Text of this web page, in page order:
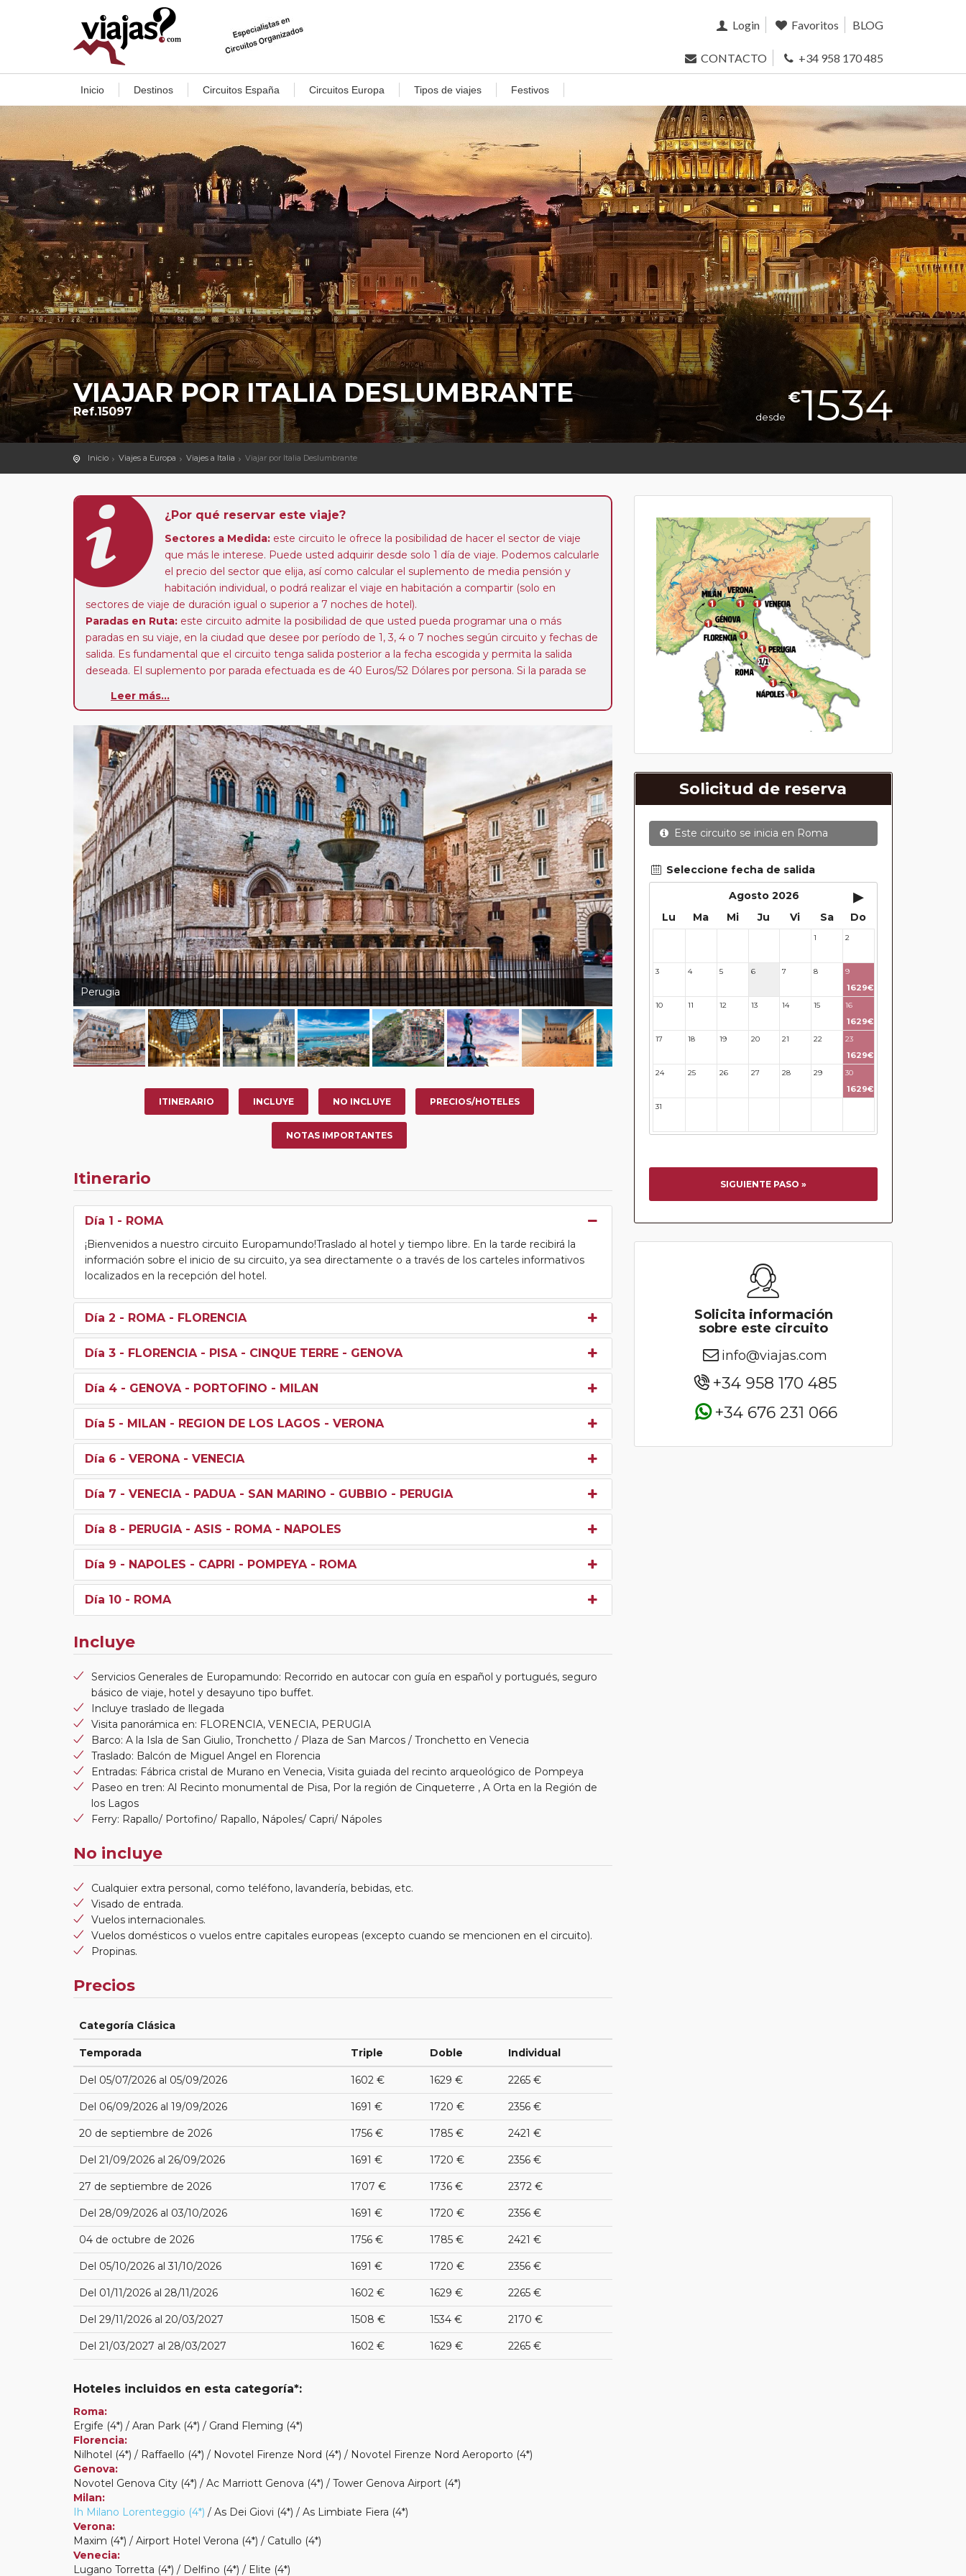
Login Favoritos BLOG
CONTACTO +34 958 170 485
Inicio Destinos Circuitos España Circuitos Europa Tipos de viajes Festivos
VIAJAR POR ITALIA DESLUMBRANTE
Ref.15097 desde
€1534
Inicio Viajes a Europa Viajes a Italia Viajar por Italia Deslumbrante
¿Por qué reservar este viaje?
Sectores a Medida: este circuito le ofrece la posibilidad de hacer el sector de viaje
que más le interese. Puede usted adquirir desde solo 1 día de viaje. Podemos calcularle
el precio del sector que elija, así como calcular el suplemento de media pensión y
habitación individual, o podrá realizar el viaje en habitación a compartir (solo en
sectores de viaje de duración igual o superior a 7 noches de hotel).
Paradas en Ruta: este circuito admite la posibilidad de que usted pueda programar una o más
paradas en su viaje, en la ciudad que desee por período de 1, 3, 4 o 7 noches según circuito y fechas de
salida. Es fundamental que el circuito tenga salida posterior a la fecha escogida y permita la salida
deseada. El suplemento por parada efectuada es de 40 Euros/52 Dólares por persona. Si la parada se
Pasajero Club:este circuito, en cualquier época del año, ofrece a los pasajeros que ya hayan viajado
realiza tras rellenar el cuestionario de satisfacción en "Mi viaje") o los que estén en luna de miel
contarán con un descuento del 5%.
Leer más...
Perugia
ITINERARIO INCLUYE NO INCLUYE PRECIOS/HOTELES
NOTAS IMPORTANTES
Itinerario
Día 1 - ROMA
¡Bienvenidos a nuestro circuito Europamundo!Traslado al hotel y tiempo libre. En la tarde recibirá la
información sobre el inicio de su circuito, ya sea directamente o a través de los carteles informativos
localizados en la recepción del hotel.
Día 2 - ROMA - FLORENCIA
Día 3 - FLORENCIA - PISA - CINQUE TERRE - GENOVA
Día 4 - GENOVA - PORTOFINO - MILAN
Día 5 - MILAN - REGION DE LOS LAGOS - VERONA
Día 6 - VERONA - VENECIA
Día 7 - VENECIA - PADUA - SAN MARINO - GUBBIO - PERUGIA
Día 8 - PERUGIA - ASIS - ROMA - NAPOLES
Día 9 - NAPOLES - CAPRI - POMPEYA - ROMA
Día 10 - ROMA
Incluye
Servicios Generales de Europamundo: Recorrido en autocar con guía en español y portugués, seguro
básico de viaje, hotel y desayuno tipo buffet.
Incluye traslado de llegada
Visita panorámica en: FLORENCIA, VENECIA, PERUGIA
Barco: A la Isla de San Giulio, Tronchetto / Plaza de San Marcos / Tronchetto en Venecia
Traslado: Balcón de Miguel Angel en Florencia
Entradas: Fábrica cristal de Murano en Venecia, Visita guiada del recinto arqueológico de Pompeya
Paseo en tren: Al Recinto monumental de Pisa, Por la región de Cinqueterre , A Orta en la Región de
los Lagos
Ferry: Rapallo/ Portofino/ Rapallo, Nápoles/ Capri/ Nápoles
No incluye
Cualquier extra personal, como teléfono, lavandería, bebidas, etc.
Visado de entrada.
Vuelos internacionales.
Vuelos domésticos o vuelos entre capitales europeas (excepto cuando se mencionen en el circuito).
Propinas.
Precios
Categoría Clásica
Temporada Triple Doble Individual
Del 05/07/2026 al 05/09/2026 1602 € 1629 € 2265 €
Del 06/09/2026 al 19/09/2026 1691 € 1720 € 2356 €
20 de septiembre de 2026 1756 € 1785 € 2421 €
Del 21/09/2026 al 26/09/2026 1691 € 1720 € 2356 €
27 de septiembre de 2026 1707 € 1736 € 2372 €
Del 28/09/2026 al 03/10/2026 1691 € 1720 € 2356 €
04 de octubre de 2026 1756 € 1785 € 2421 €
Del 05/10/2026 al 31/10/2026 1691 € 1720 € 2356 €
Del 01/11/2026 al 28/11/2026 1602 € 1629 € 2265 €
Del 29/11/2026 al 20/03/2027 1508 € 1534 € 2170 €
Del 21/03/2027 al 28/03/2027 1602 € 1629 € 2265 €
Hoteles incluidos en esta categoría*:
Roma:
Ergife (4*) / Aran Park (4*) / Grand Fleming (4*)
Florencia:
Nilhotel (4*) / Raffaello (4*) / Novotel Firenze Nord (4*) / Novotel Firenze Nord Aeroporto (4*)
Genova:
Novotel Genova City (4*) / Ac Marriott Genova (4*) / Tower Genova Airport (4*)
Milan:
Ih Milano Lorenteggio (4*) / As Dei Giovi (4*) / As Limbiate Fiera (4*)
Verona:
Maxim (4*) / Airport Hotel Verona (4*) / Catullo (4*)
Venecia:
Lugano Torretta (4*) / Delfino (4*) / Elite (4*)
Solicitud de reserva
Este circuito se inicia en Roma
Seleccione fecha de salida
Agosto 2026
▸
Lu Ma Mi Ju Vi Sa Do
1 2
3 4 5 6 7 8 9
1629€
10 11 12 13 14 15 16
1629€
17 18 19 20 21 22 23
1629€
24 25 26 27 28 29 30
1629€
31
SIGUIENTE PASO »
Solicita información
sobre este circuito
info@viajas.com
+34 958 170 485
+34 676 231 066